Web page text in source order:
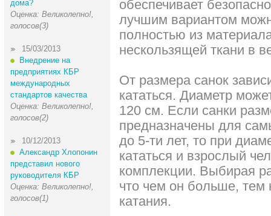
дома?
Оценка: Великолепно!,
голосов(3)
15/03/2013
Внедрение на
предприятиях КБР
международных
стандартов качества
Оценка: Великолепно!,
голосов(2)
10/12/2013
Александр Хлопонин
представил нового
руководителя КБР
Оценка: Великолепно!,
голосов(1)
обеспечивает
лучшим вариантом
полностью из
нескользящей ткани в
От размера санок
кататься. Диаметр
120 см. Если санки
предназначены для
до 5-ти лет, то при
кататься и взрослый
комплекции. Выбирая
что чем он больше, тем
катания.